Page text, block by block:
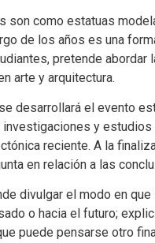
son como estatuas
de los años es una
pretende
arte y arquitectura.
desarrollará el evento
y
reciente. A la
en relación a las
divulgar el modo en
o hacia el futuro;
puede pensarse otro